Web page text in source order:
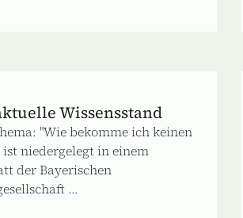
Wissensstand
"Wie bekomme ich keinen
ist niedergelegt in einem
der Bayerischen
...